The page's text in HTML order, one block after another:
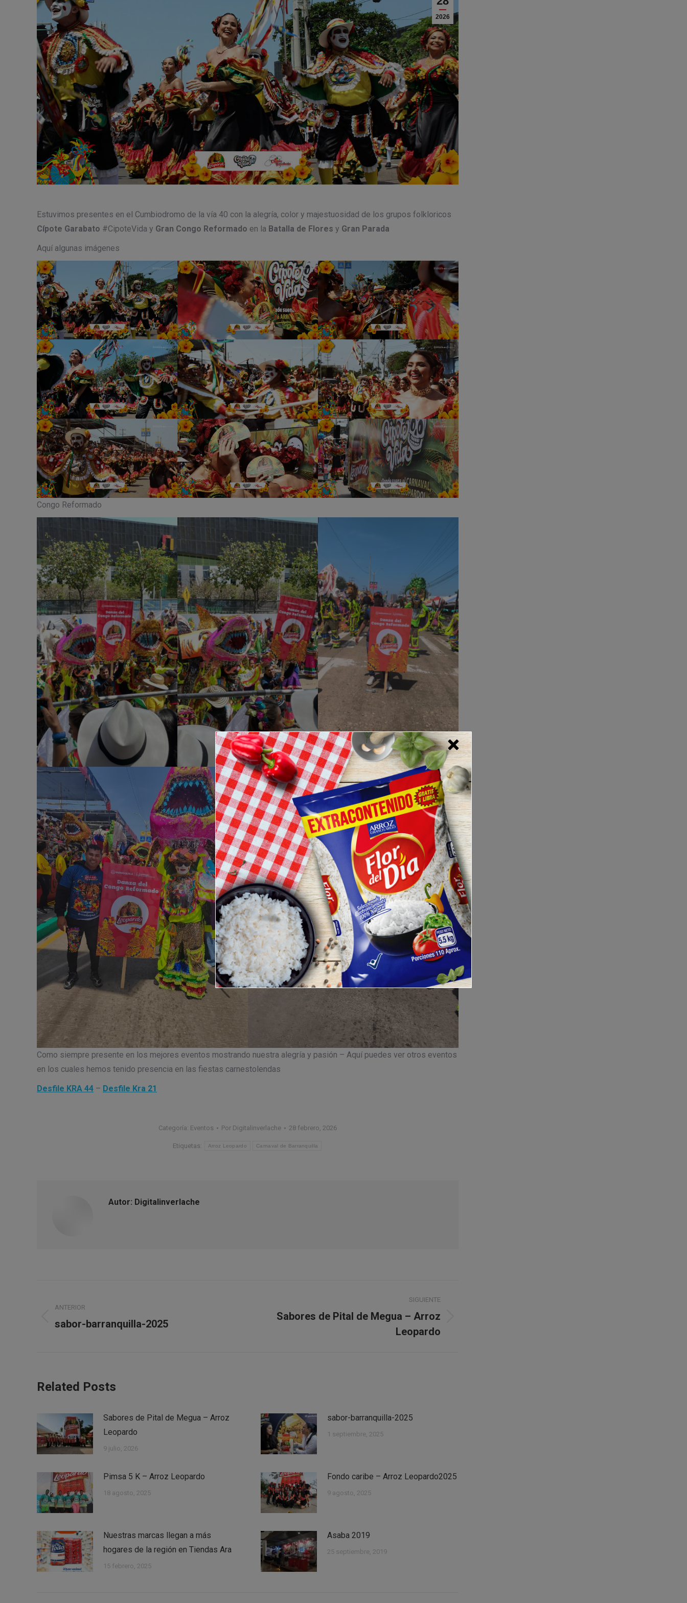
2026
Estuvimos presentes en el Cumbiodromo de la vía 40 con la alegría, color y majestuosidad de los grupos folkloricos
Cípote Garabato #CipoteVida y Gran Congo Reformado en la Batalla de Flores y Gran Parada
Aquí algunas imágenes
Congo Reformado
Como siempre presente en los mejores eventos mostrando nuestra alegría y pasión – Aquí puedes ver otros eventos
en los cuales hemos tenido presencia en las fiestas carnestolendas
Desfile KRA 44 – Desfile Kra 21
Categoría: Eventos Por Digitalinverlache 28 febrero, 2026
Etiquetas: Arroz Leopardo Carnaval de Barranquilla
Autor: Digitalinverlache
entre
publicaciones
ANTERIOR
Publicación
sabor-barranquilla-2025
SIGUIENTE
Publicación
Sabores de Pital de Megua – Arroz
Leopardo
Related Posts
Sabores de Pital de Megua – Arroz
Leopardo
9 julio, 2026
sabor-barranquilla-2025
1 septiembre, 2025
Pimsa 5 K – Arroz Leopardo
18 agosto, 2025
Fondo caribe – Arroz Leopardo2025
9 agosto, 2025
Nuestras marcas llegan a más
hogares de la región en Tiendas Ara
15 febrero, 2025
Asaba 2019
25 septiembre, 2019